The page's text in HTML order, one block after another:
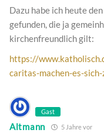
Dazu habe ich heute
gefunden, die ja
kirchenfreundlich gilt:
https://
caritas-machen-es-
Gast
Altmann 5 Jahre vor